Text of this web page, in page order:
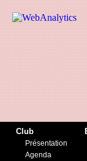
Club
Présentation
Agenda